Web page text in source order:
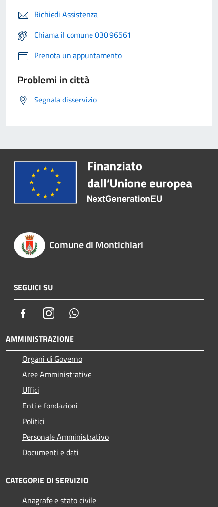
Richiedi Assistenza
Chiama il comune 030.96561
Prenota un appuntamento
Problemi in città
Segnala disservizio
Comune di Montichiari
SEGUICI SU
FacebookInstagram
AMMINISTRAZIONE
Organi di Governo
Aree Amministrative
Uffici
Enti e fondazioni
Politici
Personale Amministrativo
Documenti e dati
CATEGORIE DI SERVIZIO
Anagrafe e stato civile